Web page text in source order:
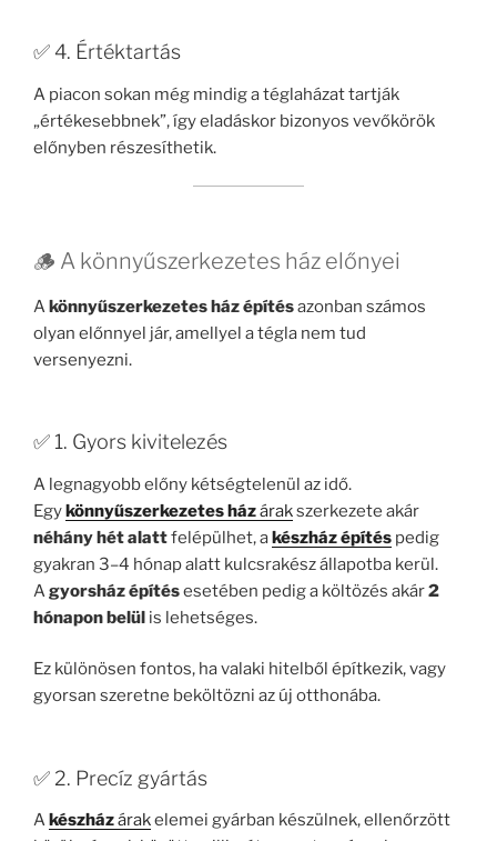
✅ 4. Értéktartás
A piacon sokan még mindig a téglaházat tartják
„értékesebbnek”, így eladáskor bizonyos vevőkörök
előnyben részesíthetik.
🪵 A könnyűszerkezetes ház előnyei
Akönnyűszerkezetes ház építésazonban számos
olyan előnnyel jár, amellyel a tégla nem tud
versenyezni.
✅ 1. Gyors kivitelezés
A legnagyobb előny kétségtelenül az idő.
Egykönnyűszerkezetes házárakszerkezete akár
néhány hét alattfelépülhet, akészház építés pedig
gyakran 3–4 hónap alatt kulcsrakész állapotba kerül.
Agyorsház építésesetében pedig a költözés akár2
hónapon belül is lehetséges.
Ez különösen fontos, ha valaki hitelből építkezik, vagy
gyorsan szeretne beköltözni az új otthonába.
✅ 2. Precíz gyártás
A készházárakelemei gyárban készülnek, ellenőrzött